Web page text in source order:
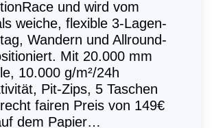
und wird vom
weiche, flexible 3-Lagen-
Wandern und Allround-
Mit 20.000 mm
10.000 g/m²/24h
Pit-Zips, 5 Taschen
fairen Preis von 149€
dem Papier…